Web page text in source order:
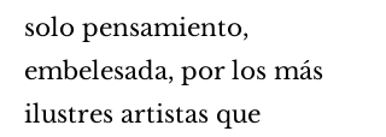
solo pensamiento,
embelesada, por los más
ilustres artistas que